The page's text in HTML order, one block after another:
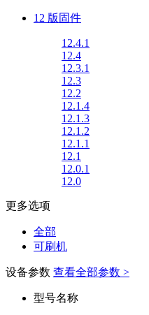
12 版固件
12.4.1
12.4
12.3.1
12.3
12.2
12.1.4
12.1.3
12.1.2
12.1.1
12.1
12.0.1
12.0
更多选项
全部
可刷机
设备参数 查看全部参数 >
型号名称